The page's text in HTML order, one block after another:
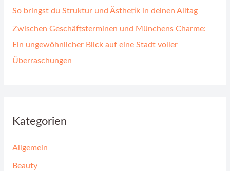
So bringst du Struktur und Ästhetik in deinen Alltag
Zwischen Geschäftsterminen und Münchens Charme:
Ein ungewöhnlicher Blick auf eine Stadt voller
Überraschungen
Kategorien
Allgemein
Beauty